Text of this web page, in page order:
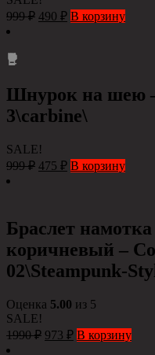
999₽ 490 ₽ В корзину
Шнурок на шею
3\carbine\
SALE!
999₽ 475 ₽ В корзину
Браслет
коричневый –
02\Steampunk-
Оценка 5.00 из 5
SALE!
1990₽ 973 ₽ В корзину